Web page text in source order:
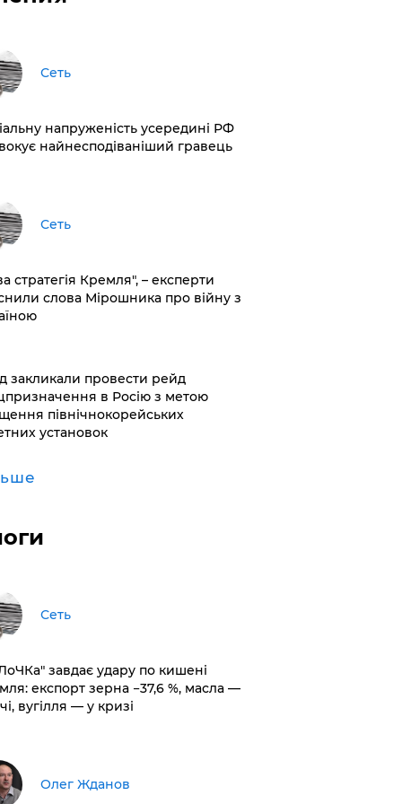
Сеть
напруженість усередині РФ
найнесподіваніший гравець
Сеть
стратегія Кремля", – експерти
слова Мірошника про війну з
закликали провести рейд
в Росію з метою
північнокорейських
установок
Сеть
завдає удару по кишені
експорт зерна −37,6 %, масла —
вугілля — у кризі
Олег Жданов